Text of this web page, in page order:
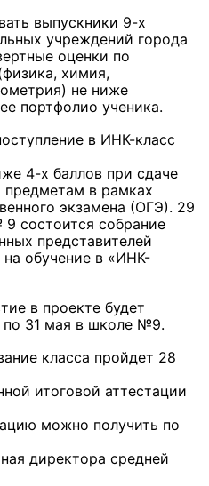
выпускники 9-х
учреждений города
оценки по
химия,
не ниже
портфолио ученика.
в ИНК-класс
4-х баллов при сдаче
в рамках
экзамена (ОГЭ). 29
состоится собрание
представителей
обучение в «ИНК-
в проекте будет
по 31 мая в школе №9.
класса пройдет 28
итоговой аттестации
можно получить по
директора средней